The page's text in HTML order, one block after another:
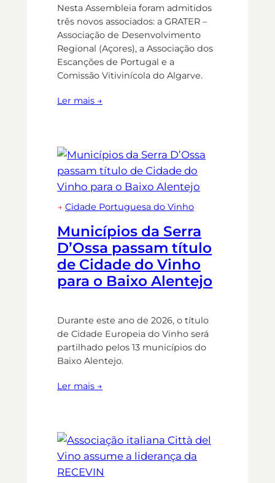
Nesta Assembleia foram admitidos
três novos associados: a GRATER –
Associação de Desenvolvimento
Regional (Açores), a Associação dos
Escanções de Portugal e a
Comissão Vitivinícola do Algarve.
Ler mais →
→Cidade Portuguesa do Vinho
Municípios da Serra
D’Ossa passam título
de Cidade do Vinho
para o Baixo Alentejo
Durante este ano de 2026, o título
de Cidade Europeia do Vinho será
partilhado pelos 13 municípios do
Baixo Alentejo.
Ler mais →